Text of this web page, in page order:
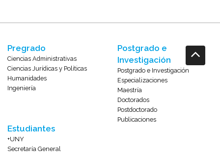
Pregrado
Ciencias Administrativas
Ciencias Jurídicas y Políticas
Humanidades
Ingeniería
Estudiantes
+UNY
Secretaría General
Postgrado e
Investigación
Postgrado e Investigación
Especializaciones
Maestría
Doctorados
Postdoctorado
Publicaciones